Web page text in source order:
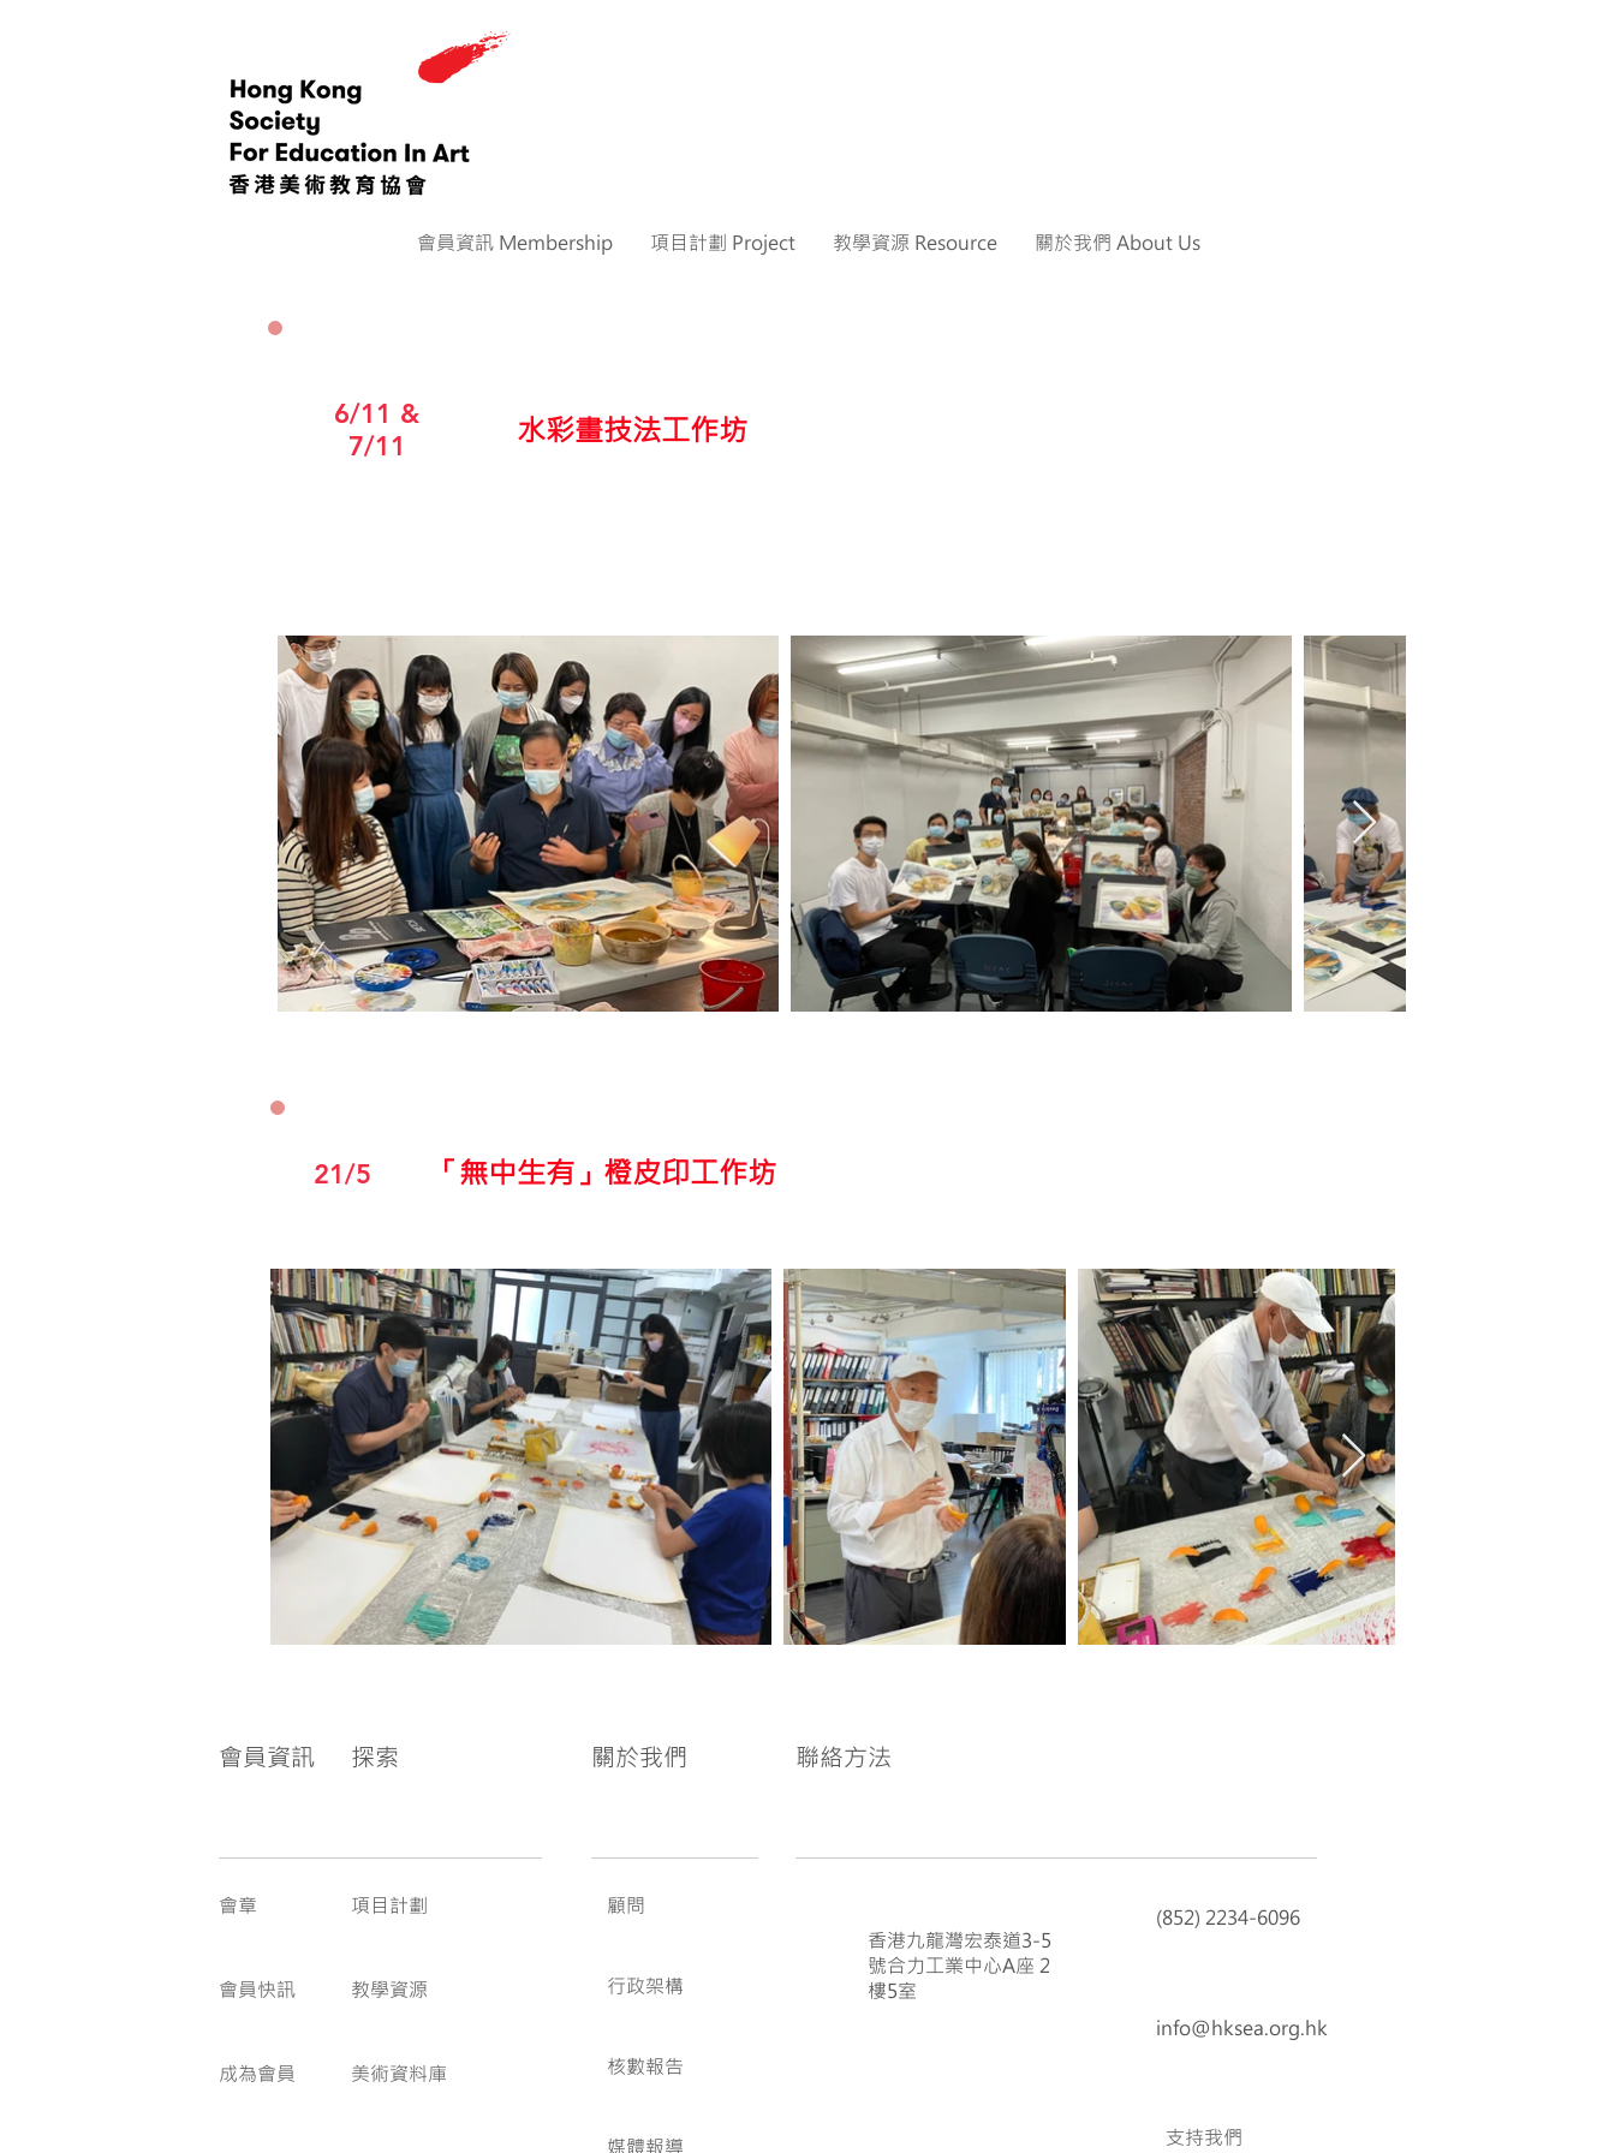
會員資訊 Membership 項目計劃 Project 教學資源 Resource 關於我們 About Us
6/11 &
7/11
水彩畫技法工作坊
21/5 「無中生有」橙皮印工作坊
會員資訊 探索 關於我們 聯絡方法
會章
會員快訊
成為會員
項目計劃
教學資源
美術資料庫
顧問
行政架構
核數報告
媒體報導
香港九龍灣宏泰道3-5
號合力工業中心A座 2
樓5室
(852) 2234-6096
info@hksea.org.hk
支持我們